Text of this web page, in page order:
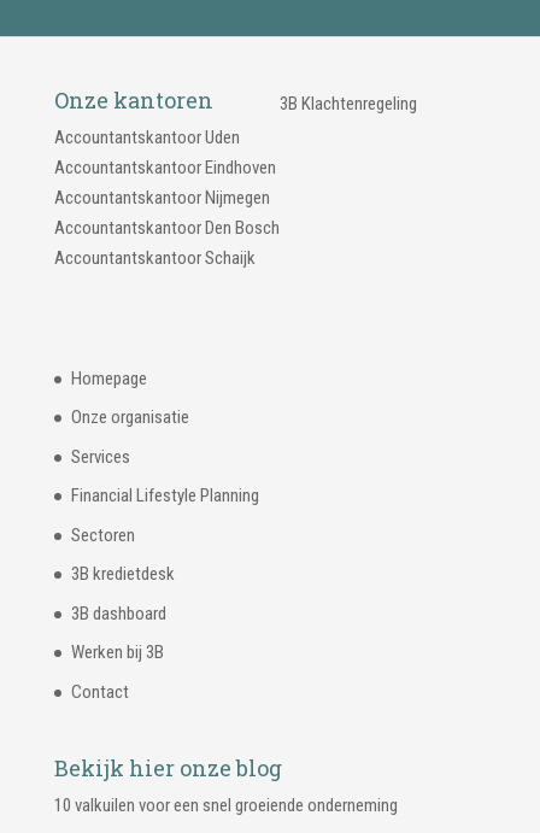
Onze kantoren
Accountantskantoor Uden
Accountantskantoor Eindhoven
Accountantskantoor Nijmegen
Accountantskantoor Den Bosch
Accountantskantoor Schaijk
3B Klachtenregeling
Homepage
Onze organisatie
Services
Financial Lifestyle Planning
Sectoren
3B kredietdesk
3B dashboard
Werken bij 3B
Contact
Bekijk hier onze blog
10 valkuilen voor een snel groeiende onderneming